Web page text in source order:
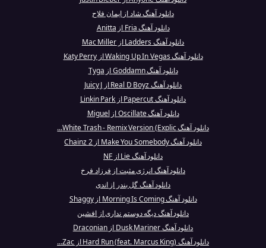
دانلود آهنگ شاد از ایمان فلاح
دانلود آهنگ Fria از Anitta
دانلود آهنگ Ladders از Mac Miller
دانلود آهنگ Waking Up In Vegas از Katy Perry
دانلود آهنگ Goddamn از Tyga
دانلود آهنگ Real D Boyz از Juicy J
دانلود آهنگ Papercut از Linkin Park
دانلود آهنگ Oscillate از Miguel
دانلود آهنگ White Trash - Remix Version (Explic...
دانلود آهنگ Make You Somebody از 2 Chainz
دانلود آهنگ Lie از NF
دانلود آهنگ انرژی مثبت از فرزاد فرخ
دانلود آهنگ گل بندر از اندی
دانلود آهنگ Morning Is Coming از Shaggy
دانلود آهنگ دیگه دوستم نداری از افشین
دانلود آهنگ Dusk Mariner از Draconian
دانلود آهنگ Hard Run (feat. Marcus King) از Zac...